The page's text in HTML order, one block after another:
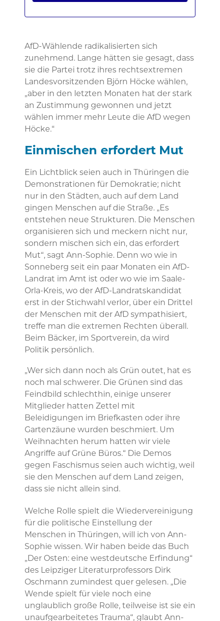
AfD-Wählende radikalisierten sich
zunehmend. Lange hätten sie gesagt, dass
sie die Partei trotz ihres rechtsextremen
Landesvorsitzenden Björn Höcke wählen,
„aber in den letzten Monaten hat der stark
an Zustimmung gewonnen und jetzt
wählen immer mehr Leute die AfD wegen
Höcke.“
Einmischen erfordert Mut
Ein Lichtblick seien auch in Thüringen die
Demonstrationen für Demokratie; nicht
nur in den Städten, auch auf dem Land
gingen Menschen auf die Straße. „Es
entstehen neue Strukturen. Die Menschen
organisieren sich und meckern nicht nur,
sondern mischen sich ein, das erfordert
Mut“, sagt Ann-Sophie. Denn wo wie in
Sonneberg seit ein paar Monaten ein AfD-
Landrat im Amt ist oder wo wie im Saale-
Orla-Kreis, wo der AfD-Landratskandidat
erst in der Stichwahl verlor, über ein Drittel
der Menschen mit der AfD sympathisiert,
treffe man die extremen Rechten überall.
Beim Bäcker, im Sportverein, da wird
Politik persönlich.
„Wer sich dann noch als Grün outet, hat es
noch mal schwerer. Die Grünen sind das
Feindbild schlechthin, einige unserer
Mitglieder hatten Zettel mit
Beleidigungen im Briefkasten oder ihre
Gartenzäune wurden beschmiert. Um
Weihnachten herum hatten wir viele
Angriffe auf Grüne Büros.“ Die Demos
gegen Faschismus seien auch wichtig, weil
sie den Menschen auf dem Land zeigen,
dass sie nicht allein sind.
Welche Rolle spielt die Wiedervereinigung
für die politische Einstellung der
Menschen in Thüringen, will ich von Ann-
Sophie wissen. Wir haben beide das Buch
„Der Osten: eine westdeutsche Erfindung“
des Leipziger Literaturprofessors Dirk
Oschmann zumindest quer gelesen. „Die
Wende spielt für viele noch eine
unglaublich große Rolle, teilweise ist sie ein
unaufgearbeitetes Trauma“, glaubt Ann-